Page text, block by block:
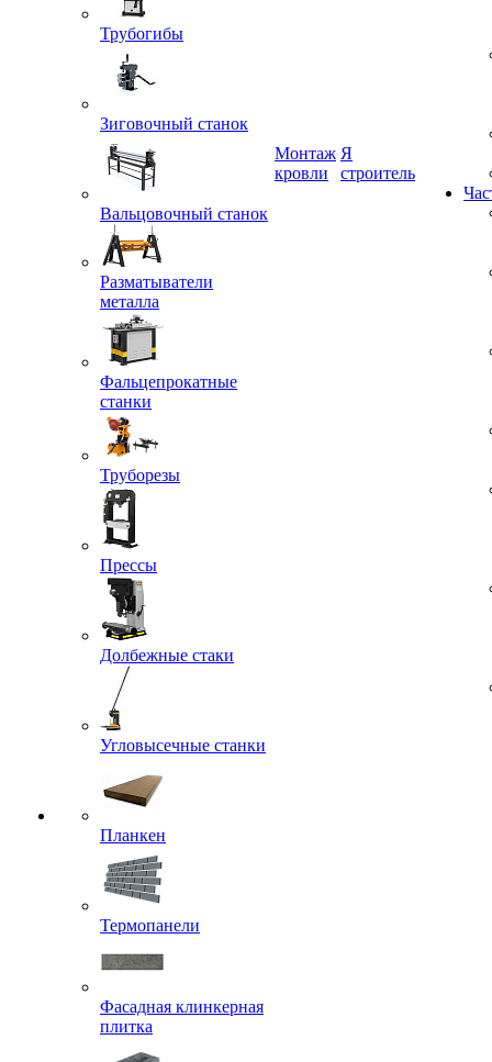
Трубогибы
Зиговочный станок
Вальцовочный станок
Разматыватели
металла
Фальцепрокатные
станки
Труборезы
Прессы
Долбежные стаки
Угловысечные станки
Планкен
Термопанели
Фасадная клинкерная
плитка
Монтаж
кровли
Я
строитель